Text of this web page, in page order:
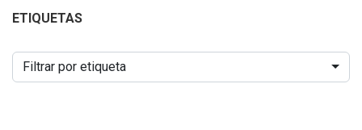
ETIQUETAS
Filtrar por etiqueta